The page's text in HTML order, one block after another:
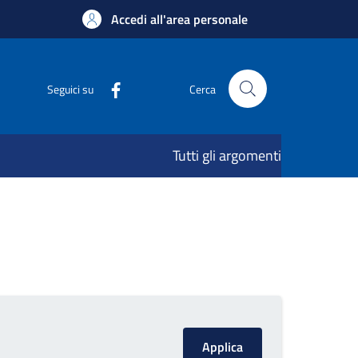
Accedi all'area personale
Seguici su Cerca
Tutti gli argomenti